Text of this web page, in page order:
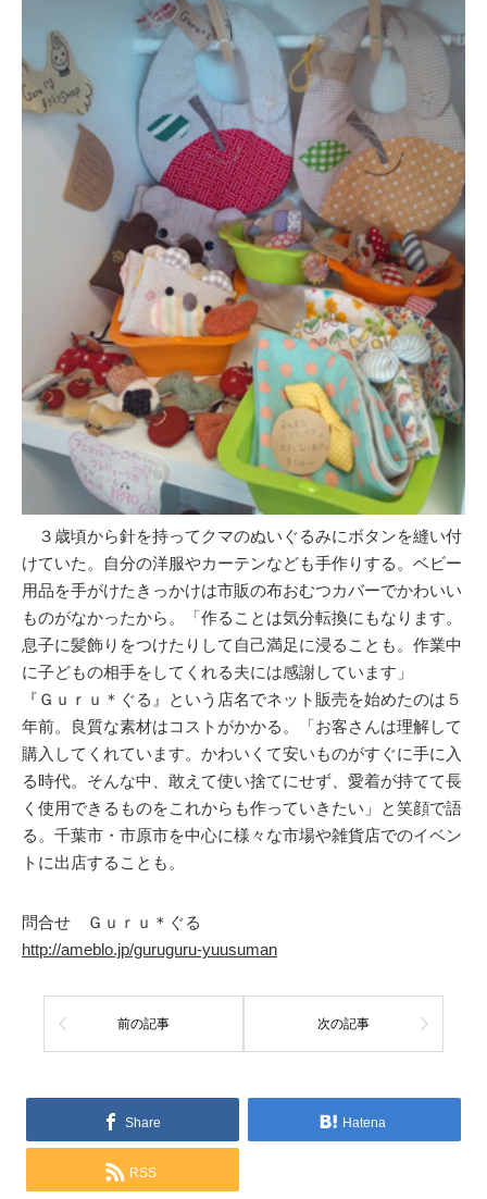
３歳頃から針を持ってクマのぬいぐるみにボタンを縫い付
けていた。自分の洋服やカーテンなども手作りする。ベビー
用品を手がけたきっかけは市販の布おむつカバーでかわいい
ものがなかったから。「作ることは気分転換にもなります。
息子に髪飾りをつけたりして自己満足に浸ることも。作業中
に子どもの相手をしてくれる夫には感謝しています」
『Ｇｕｒｕ＊ぐる』という店名でネット販売を始めたのは５
年前。良質な素材はコストがかかる。「お客さんは理解して
購入してくれています。かわいくて安いものがすぐに手に入
る時代。そんな中、敢えて使い捨てにせず、愛着が持てて長
く使用できるものをこれからも作っていきたい」と笑顔で語
る。千葉市・市原市を中心に様々な市場や雑貨店でのイベン
トに出店することも。
問合せ Ｇｕｒｕ＊ぐる
http://ameblo.jp/guruguru-yuusuman
前の記事 次の記事
Share Hatena
RSS